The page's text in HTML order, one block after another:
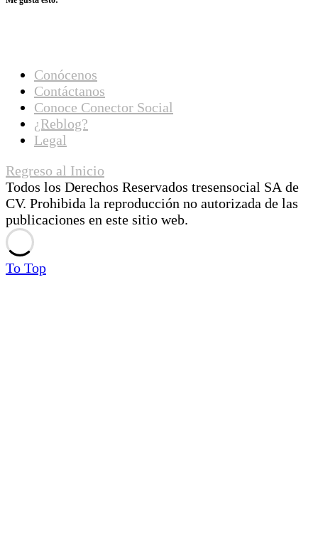
Conócenos
Contáctanos
Conoce Conector Social
¿Reblog?
Legal
Regreso al Inicio
Todos los Derechos Reservados tresensocial SA de
CV. Prohibida la reproducción no autorizada de las
publicaciones en este sitio web.
To Top